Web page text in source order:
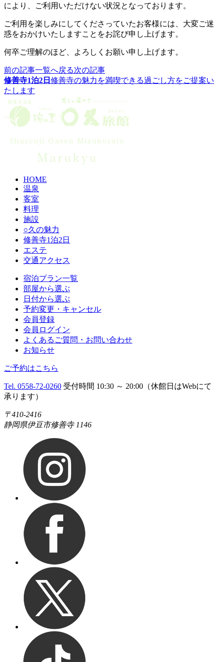
により、ご利用いただけない状況となっております。
ご利用を楽しみにしてくださっていたお客様には、大変ご迷
惑をおかけいたしますことをお詫び申し上げます。
何卒ご理解のほど、よろしくお願い申し上げます。
前の記事一覧へ戻る次の記事
修善寺1泊2日 修善寺の魅力を満喫できる過ごし方をご提案い
たします
HOME
温泉
客室
料理
施設
○久の魅力
修善寺1泊2日
エステ
交通アクセス
宿泊プラン一覧
部屋から選ぶ
日付から選ぶ
予約変更・キャンセル
会員登録
会員ログイン
よくあるご質問・お問い合わせ
お知らせ
ご予約はこちら
Tel. 0558-72-0260 受付時間 10:30 ～ 20:00（休館日はWebにて
承ります）
〒410-2416
静岡県伊豆市修善寺 1146